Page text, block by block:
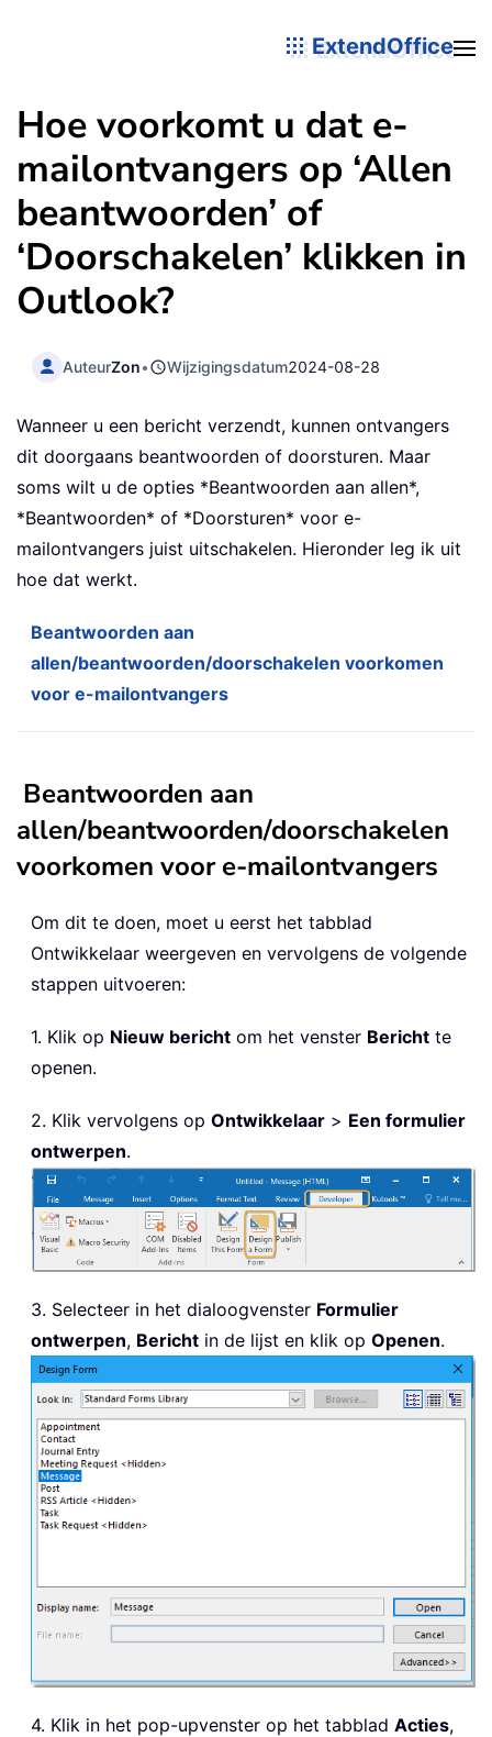
ExtendOffice
Hoe voorkomt u dat e-
mailontvangers op ‘Allen
beantwoorden’ of
‘Doorschakelen’ klikken in
Outlook?
AuteurZon• Wijzigingsdatum2024-08-28
Wanneer u een bericht verzendt, kunnen ontvangers
dit doorgaans beantwoorden of doorsturen. Maar
soms wilt u de opties *Beantwoorden aan allen*,
*Beantwoorden* of *Doorsturen* voor e-
mailontvangers juist uitschakelen. Hieronder leg ik uit
hoe dat werkt.
Beantwoorden aan
allen/beantwoorden/doorschakelen voorkomen
voor e-mailontvangers
Beantwoorden aan
allen/beantwoorden/doorschakelen
voorkomen voor e-mailontvangers
Om dit te doen, moet u eerst het tabblad
Ontwikkelaar weergeven en vervolgens de volgende
stappen uitvoeren:
1. Klik op Nieuw bericht om het venster Bericht te
openen.
2. Klik vervolgens op Ontwikkelaar > Een formulier
ontwerpen.
3. Selecteer in het dialoogvenster Formulier
ontwerpen, Bericht in de lijst en klik op Openen.
4. Klik in het pop-upvenster op het tabblad Acties,